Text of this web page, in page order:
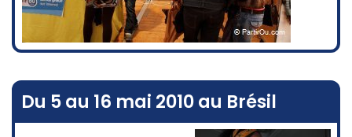
Du 5 au 16 mai 2010 au Brésil